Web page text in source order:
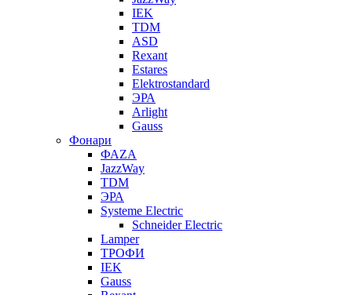
IEK
TDM
ASD
Rexant
Estares
Elektrostandard
ЭРА
Arlight
Gauss
Фонари
ФАZА
JazzWay
TDM
ЭРА
Systeme Electric
Schneider Electric
Lamper
ТРОФИ
IEK
Gauss